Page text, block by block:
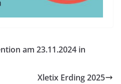
am 23.11.2024 in
Xletix Erding 2025